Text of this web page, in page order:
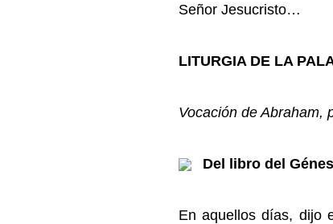
Señor Jesucristo…
LITURGIA DE LA
Vocación de Abraham,
Del libro del
En aquellos días, dijo